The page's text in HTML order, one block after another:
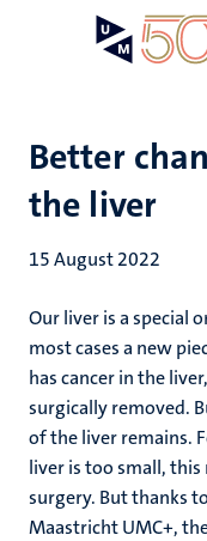
Better
the liver
15 August 2022
Our liver is a special
most cases a new
has cancer in the
surgically removed.
of the liver remains.
liver is too small,
surgery. But thanks
Maastricht UMC+,